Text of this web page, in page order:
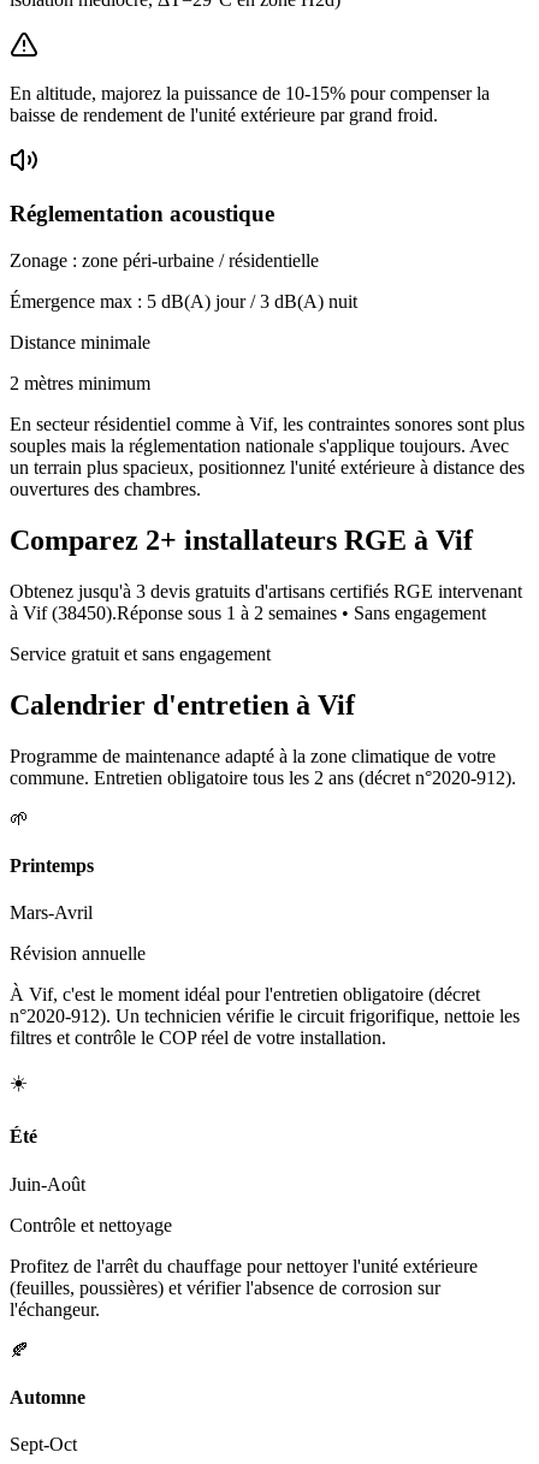
En altitude, majorez la puissance de 10-15% pour compenser la
baisse de rendement de l'unité extérieure par grand froid.
Réglementation acoustique
Zonage : zone péri-urbaine / résidentielle
Émergence max : 5 dB(A) jour /3 dB(A) nuit
Distance minimale
2 mètres minimum
En secteur résidentiel comme à Vif, les contraintes sonores sont plus
souples mais la réglementation nationale s'applique toujours. Avec
un terrain plus spacieux, positionnez l'unité extérieure à distance des
ouvertures des chambres.
Comparez 2+ installateurs RGE à Vif
Obtenez jusqu'à 3 devis gratuits d'artisans certifiés RGE intervenant
à Vif(38450).Réponse sous 1 à 2 semaines • Sans engagement
Service gratuit et sans engagement
Calendrier d'entretien à Vif
Programme de maintenance adapté à la zone climatique de votre
commune. Entretien obligatoire tous les 2 ans (décret n°2020-912).
🌱
Printemps
Mars-Avril
Révision annuelle
À Vif, c'est le moment idéal pour l'entretien obligatoire (décret
n°2020-912). Un technicien vérifie le circuit frigorifique, nettoie les
filtres et contrôle le COP réel de votre installation.
☀️
Été
Juin-Août
Contrôle et nettoyage
Profitez de l'arrêt du chauffage pour nettoyer l'unité extérieure
(feuilles, poussières) et vérifier l'absence de corrosion sur
l'échangeur.
🍂
Automne
Sept-Oct